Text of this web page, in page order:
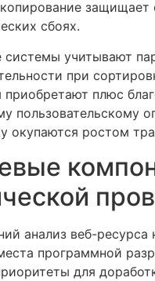
защищает
сбоях.
системы учитывают
при
плюс
пользовательскому
окупаются ростом
анализ веб-ресурса
программной
для